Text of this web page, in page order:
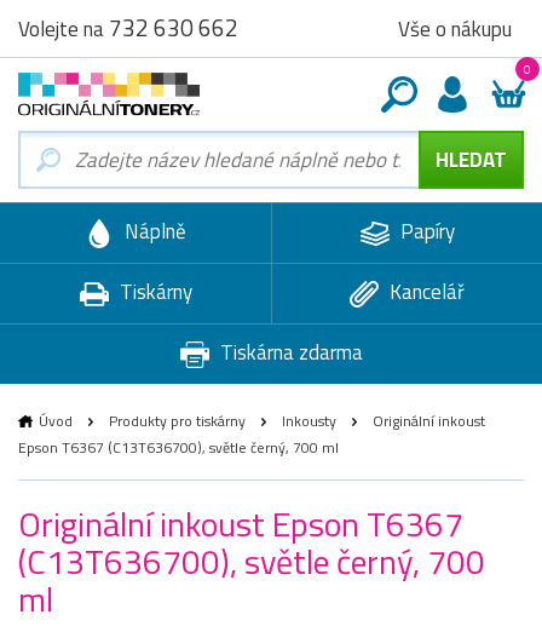
Volejte na732 630 662 Vše o nákupu
0
Náplně
Papíry
Tiskárny
Kancelář
Tiskárna zdarma
Úvod Produkty pro tiskárny Inkousty
Originální inkoust
Epson T6367 (C13T636700), světle černý, 700 ml
Originální inkoust Epson T6367
(C13T636700), světle černý, 700
ml